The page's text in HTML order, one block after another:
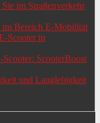
im Straßenverkehr
Bereich E-Mobilität
Scooter in
ScooterBoost
und Langlebigkeit